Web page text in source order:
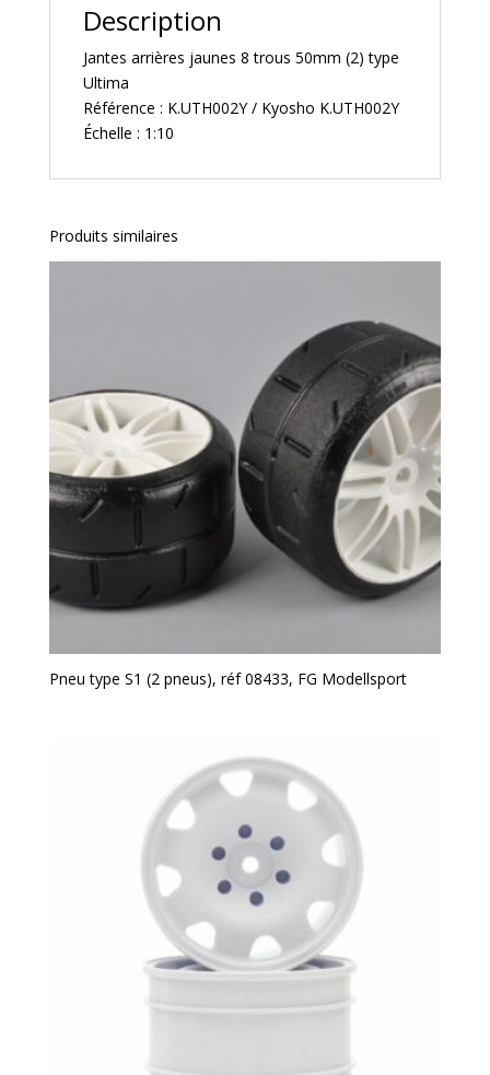
K.UTH002Y
Description
Jantes arrières jaunes 8 trous 50mm (2) type
Ultima
Référence : K.UTH002Y / Kyosho K.UTH002Y
Échelle : 1:10
Produits similaires
Pneu type S1 (2 pneus), réf 08433, FG Modellsport